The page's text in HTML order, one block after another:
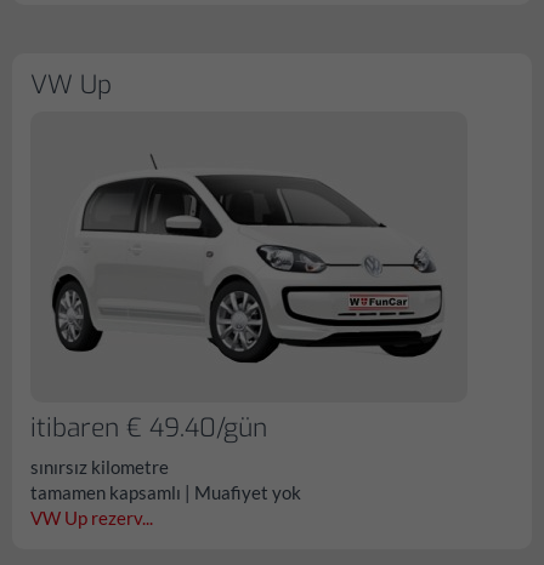
VW Up
itibaren € 49.40/gün
sınırsız kilometre
tamamen kapsamlı | Muafiyet yok
VW Up rezerv...